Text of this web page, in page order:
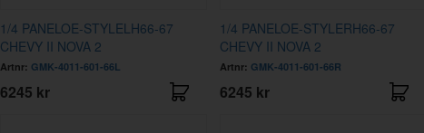
1/4 PANELOE-STYLELH66-67
CHEVY II NOVA 2
Artnr: GMK-4011-601-66L
6245 kr
1/4 PANELOE-STYLERH66-67
CHEVY II NOVA 2
Artnr: GMK-4011-601-66R
6245 kr